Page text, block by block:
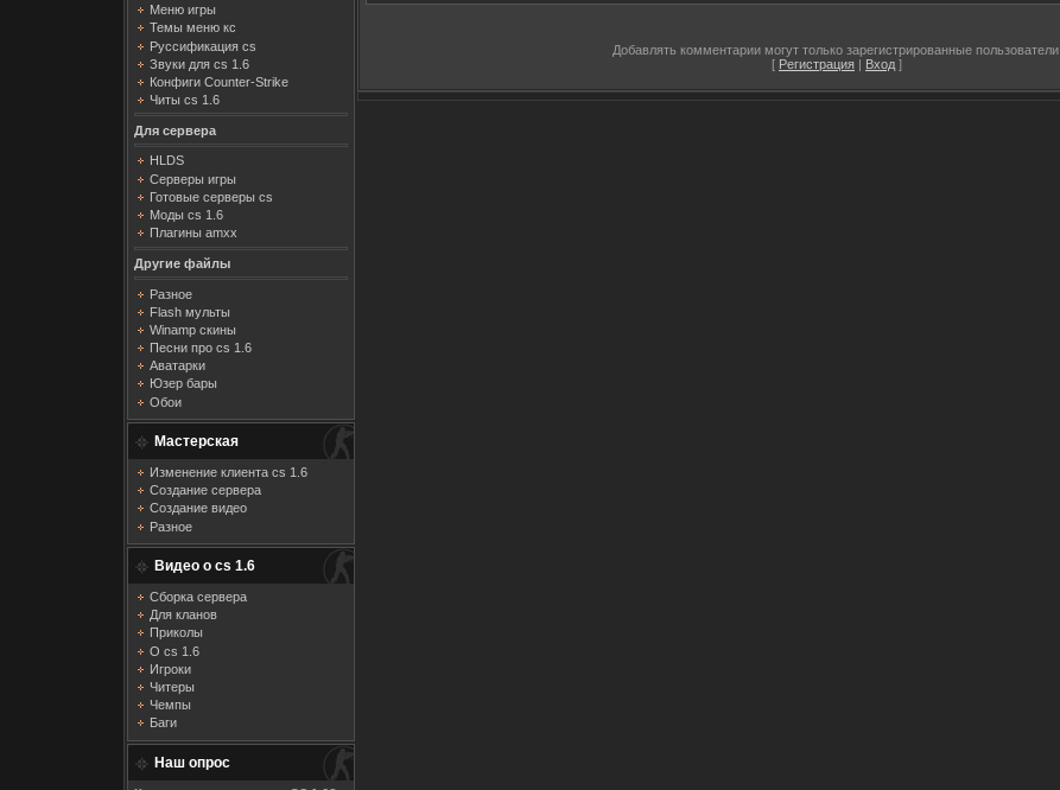
Меню игры
Темы меню кс
Руссификация cs
Звуки для cs 1.6
Конфиги Counter-Strike
Читы cs 1.6
Для сервера
HLDS
Серверы игры
Готовые серверы cs
Моды cs 1.6
Плагины amxx
Другие файлы
Разное
Flash мульты
Winamp скины
Песни про cs 1.6
Аватарки
Юзер бары
Обои
Мастерская
Изменение клиента cs 1.6
Создание сервера
Создание видео
Разное
Видео о cs 1.6
Сборка сервера
Для кланов
Приколы
О cs 1.6
Игроки
Читеры
Чемпы
Баги
Наш опрос
Добавлять комментарии могут только зарегистрированные пользователи.
[ Регистрация | Вход ]